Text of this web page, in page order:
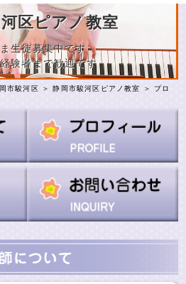
区ピアノ教室
生徒募集中です
験者まで歓迎です
市駿河区 ＞静岡市駿河区ピアノ教室
＞ プロ